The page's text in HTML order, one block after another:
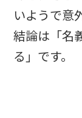
いようで意
結論は「名
る」です。